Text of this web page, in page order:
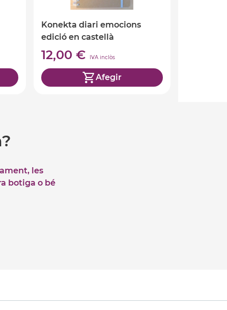
Konekta diari emocions
edició en castellà
12,00 € IVA inclòs
Afegir
les
botiga o bé